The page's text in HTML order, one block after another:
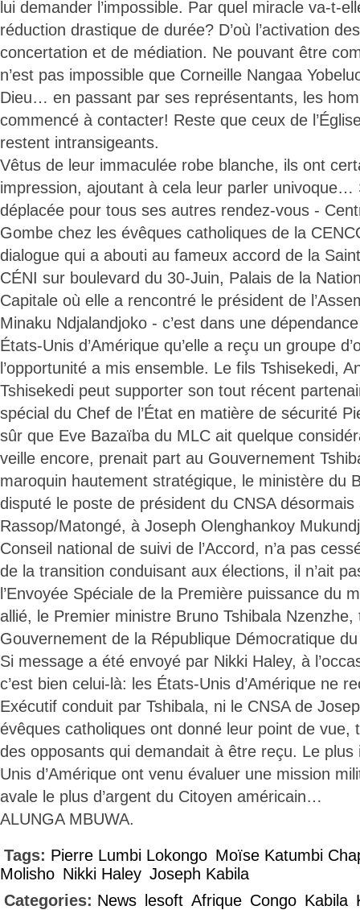
lui demander l’impossible. Par quel miracle va-t-
réduction drastique de durée? D’où l’activation
concertation et de médiation. Ne pouvant être
n’est pas impossible que Corneille Nangaa
Dieu… en passant par ses représentants, les
commencé à contacter! Reste que ceux de
restent intransigeants.
Vêtus de leur immaculée robe blanche, ils ont
impression, ajoutant à cela leur parler univoque…
déplacée pour tous ses autres rendez-vous -
Gombe chez les évêques catholiques de la
dialogue qui a abouti au fameux accord de la
CÉNI sur boulevard du 30-Juin, Palais de la
Capitale où elle a rencontré le président de
Minaku Ndjalandjoko - c’est dans une
États-Unis d’Amérique qu’elle a reçu un groupe
l’opportunité a mis ensemble. Le fils Tshisekedi,
Tshisekedi peut supporter son tout récent
spécial du Chef de l’État en matière de sécurité
sûr que Eve Bazaïba du MLC ait quelque
veille encore, prenait part au Gouvernement
maroquin hautement stratégique, le ministère du
disputé le poste de président du CNSA désormais
Rassop/Matongé, à Joseph Olenghankoy
Conseil national de suivi de l’Accord, n’a pas
de la transition conduisant aux élections, il n’ait
l’Envoyée Spéciale de la Première puissance du
allié, le Premier ministre Bruno Tshibala
Gouvernement de la République Démocratique du
Si message a été envoyé par Nikki Haley, à
c’est bien celui-là: les États-Unis d’Amérique ne
Exécutif conduit par Tshibala, ni le CNSA de
évêques catholiques ont donné leur point de vue,
des opposants qui demandait à être reçu. Le
Unis d’Amérique ont venu évaluer une mission
avale le plus d’argent du Citoyen américain…
ALUNGA MBUWA.
Tags: Pierre Lumbi Lokongo Moïse Katumbi
Molisho Nikki Haley Joseph Kabila
Categories: News lesoft Afrique Congo Kabila